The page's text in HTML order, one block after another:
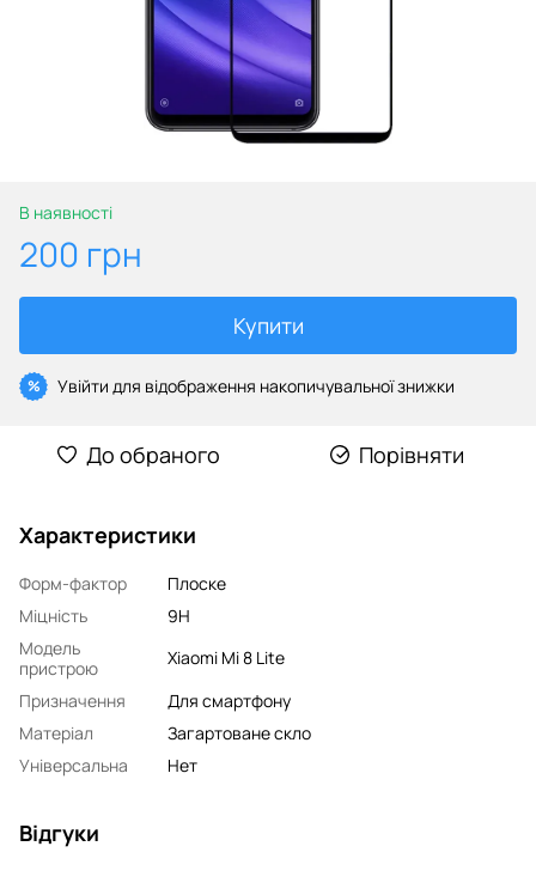
В наявності
200 грн
Купити
% Увійти для відображення накопичувальної знижки
До обраного Порівняти
Характеристики
Форм-фактор
Плоске
Міцність
9H
Модель
пристрою
Xiaomi Mi 8 Lite
Призначення
Для смартфону
Матеріал
Загартоване скло
Універсальна
Нет
Відгуки